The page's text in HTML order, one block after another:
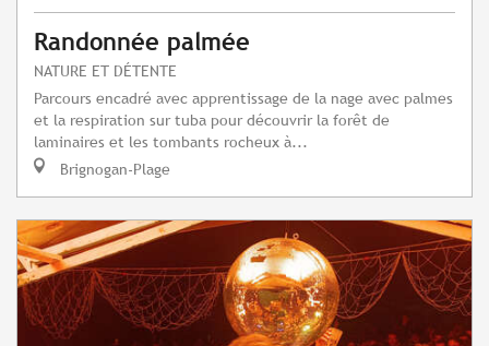
Randonnée palmée
NATURE ET DÉTENTE
Parcours encadré avec apprentissage de la nage avec palmes
et la respiration sur tuba pour découvrir la forêt de
laminaires et les tombants rocheux à...
Brignogan-Plage